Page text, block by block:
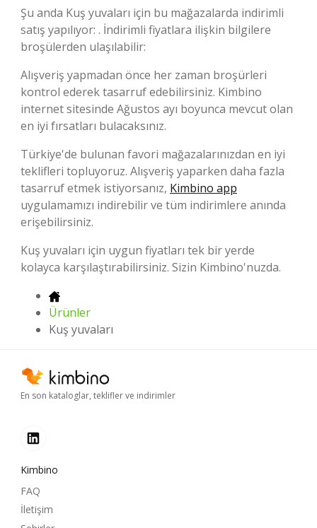
Şu anda Kuş yuvaları için bu mağazalarda indirimli
satış yapılıyor: . İndirimli fiyatlara ilişkin bilgilere
broşülerden ulaşılabilir:
Alışveriş yapmadan önce her zaman broşürleri
kontrol ederek tasarruf edebilirsiniz. Kimbino
internet sitesinde Ağustos ayı boyunca mevcut olan
en iyi fırsatları bulacaksınız.
Türkiye'de bulunan favori mağazalarınızdan en iyi
teklifleri topluyoruz. Alışveriş yaparken daha fazla
tasarruf etmek istiyorsanız, Kimbino app
uygulamamızı indirebilir ve tüm indirimlere anında
erişebilirsiniz.
Kuş yuvaları için uygun fiyatları tek bir yerde
kolayca karşılaştırabilirsiniz. Sizin Kimbino'nuzda.
Ürünler
Kuş yuvaları
En son kataloglar, teklifler ve indirimler
Kimbino
FAQ
İletişim